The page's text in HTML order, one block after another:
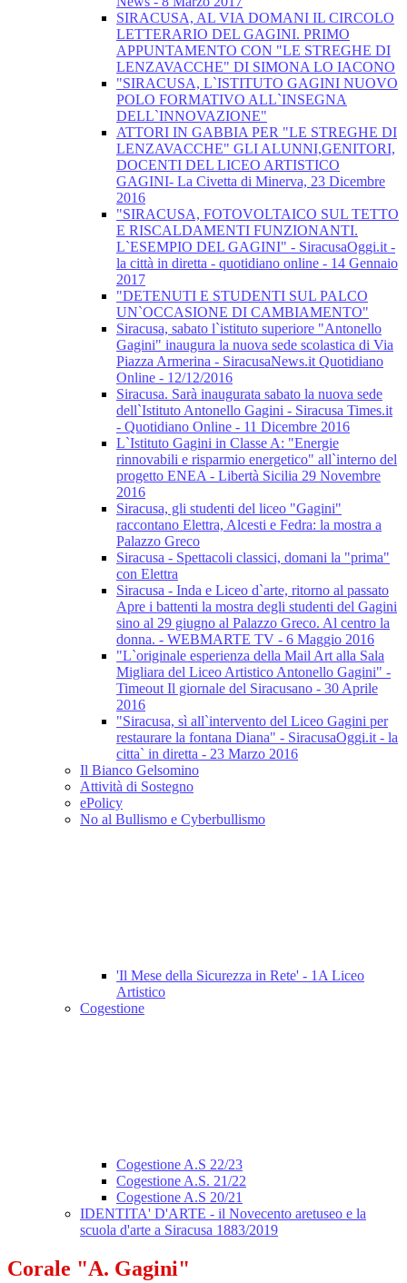
SIRACUSA, AL VIA DOMANI IL CIRCOLO
LETTERARIO DEL GAGINI. PRIMO
APPUNTAMENTO CON "LE STREGHE DI
LENZAVACCHE" DI SIMONA LO IACONO
"SIRACUSA, L`ISTITUTO GAGINI NUOVO
POLO FORMATIVO ALL`INSEGNA
DELL`INNOVAZIONE"
ATTORI IN GABBIA PER "LE STREGHE DI
LENZAVACCHE" GLI ALUNNI,GENITORI,
DOCENTI DEL LICEO ARTISTICO
GAGINI- La Civetta di Minerva, 23 Dicembre
2016
"SIRACUSA, FOTOVOLTAICO SUL TETTO
E RISCALDAMENTI FUNZIONANTI.
L`ESEMPIO DEL GAGINI" - SiracusaOggi.it -
la città in diretta - quotidiano online - 14 Gennaio
2017
"DETENUTI E STUDENTI SUL PALCO
UN`OCCASIONE DI CAMBIAMENTO"
Siracusa, sabato l`istituto superiore "Antonello
Gagini" inaugura la nuova sede scolastica di Via
Piazza Armerina - SiracusaNews.it Quotidiano
Online - 12/12/2016
Siracusa. Sarà inaugurata sabato la nuova sede
dell`Istituto Antonello Gagini - Siracusa Times.it
- Quotidiano Online - 11 Dicembre 2016
L`Istituto Gagini in Classe A: "Energie
rinnovabili e risparmio energetico" all`interno del
progetto ENEA - Libertà Sicilia 29 Novembre
2016
Siracusa, gli studenti del liceo "Gagini"
raccontano Elettra, Alcesti e Fedra: la mostra a
Palazzo Greco
Siracusa - Spettacoli classici, domani la "prima"
con Elettra
Siracusa - Inda e Liceo d`arte, ritorno al passato
Apre i battenti la mostra degli studenti del Gagini
sino al 29 giugno al Palazzo Greco. Al centro la
donna. - WEBMARTE TV - 6 Maggio 2016
"L`originale esperienza della Mail Art alla Sala
Migliara del Liceo Artistico Antonello Gagini" -
Timeout Il giornale del Siracusano - 30 Aprile
2016
"Siracusa, sì all`intervento del Liceo Gagini per
restaurare la fontana Diana" - SiracusaOggi.it - la
citta` in diretta - 23 Marzo 2016
Il Bianco Gelsomino
Attività di Sostegno
ePolicy
No al Bullismo e Cyberbullismo
'Il Mese della Sicurezza in Rete' - 1A Liceo
Artistico
Cogestione
Cogestione A.S 22/23
Cogestione A.S. 21/22
Cogestione A.S 20/21
IDENTITA' D'ARTE - il Novecento aretuseo e la
scuola d'arte a Siracusa 1883/2019
Corale "A. Gagini"